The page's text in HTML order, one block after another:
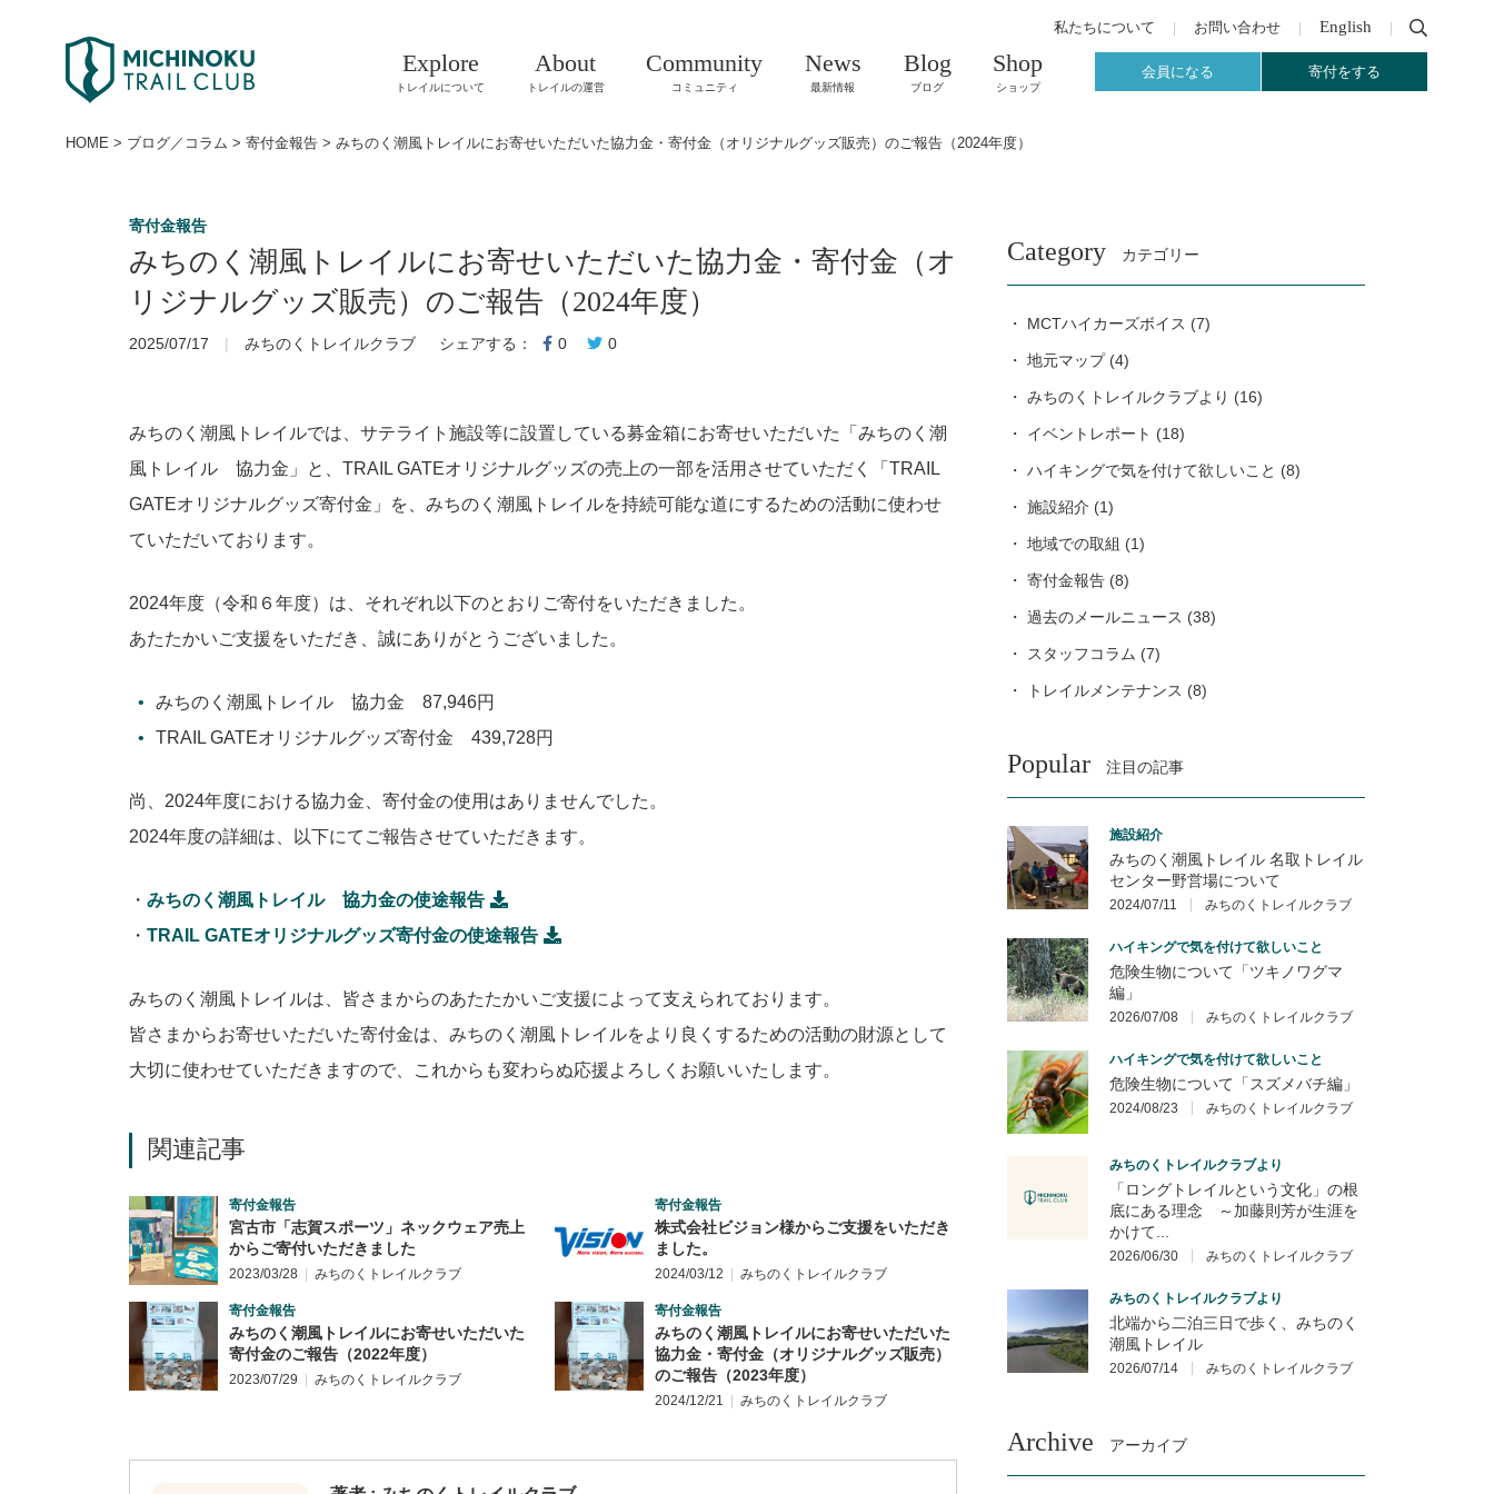
Explore
トレイルについて
About
トレイルの運営
Community
コミュニティ
News
最新情報
Blog
ブログ
Shop
ショップ
私たちについて お問い合わせ English
会員になる 寄付をする
HOME > ブログ／コラム > 寄付金報告> みちのく潮風トレイルにお寄せいただいた協力金・寄付金（オリジナルグッズ販売）のご報告（2024年度）
寄付金報告
みちのく潮風トレイルにお寄せいただいた協力金・寄付金（オ
リジナルグッズ販売）のご報告（2024年度）
2025/07/17 みちのくトレイルクラブ シェアする： 0 0
みちのく潮風トレイルでは、サテライト施設等に設置している募金箱にお寄せいただいた「みちのく潮
風トレイル 協力金」と、TRAIL GATEオリジナルグッズの売上の一部を活用させていただく「TRAIL
GATEオリジナルグッズ寄付金」を、みちのく潮風トレイルを持続可能な道にするための活動に使わせ
ていただいております。
2024年度（令和６年度）は、それぞれ以下のとおりご寄付をいただきました。
あたたかいご支援をいただき、誠にありがとうございました。
みちのく潮風トレイル 協力金 87,946円
TRAIL GATEオリジナルグッズ寄付金 439,728円
尚、2024年度における協力金、寄付金の使用はありませんでした。
2024年度の詳細は、以下にてご報告させていただきます。
・ みちのく潮風トレイル 協力金の使途報告
・ TRAIL GATEオリジナルグッズ寄付金の使途報告
みちのく潮風トレイルは、皆さまからのあたたかいご支援によって支えられております。
皆さまからお寄せいただいた寄付金は、みちのく潮風トレイルをより良くするための活動の財源として
大切に使わせていただきますので、これからも変わらぬ応援よろしくお願いいたします。
関連記事
寄付金報告
宮古市「志賀スポーツ」ネックウェア売上
からご寄付いただきました
2023/03/28 みちのくトレイルクラブ
寄付金報告
株式会社ビジョン様からご支援をいただき
ました。
2024/03/12 みちのくトレイルクラブ
寄付金報告
みちのく潮風トレイルにお寄せいただいた
寄付金のご報告（2022年度）
2023/07/29 みちのくトレイルクラブ
寄付金報告
みちのく潮風トレイルにお寄せいただいた
協力金・寄付金（オリジナルグッズ販売）
のご報告（2023年度）
2024/12/21 みちのくトレイルクラブ
Category カテゴリー
MCTハイカーズボイス (7)
地元マップ(4)
みちのくトレイルクラブより (16)
イベントレポート (18)
ハイキングで気を付けて欲しいこと (8)
施設紹介 (1)
地域での取組 (1)
寄付金報告(8)
過去のメールニュース (38)
スタッフコラム (7)
トレイルメンテナンス (8)
Popular 注目の記事
施設紹介
みちのく潮風トレイル 名取トレイル
センター野営場について
2024/07/11 みちのくトレイルクラブ
ハイキングで気を付けて欲しいこと
危険生物について「ツキノワグマ
編」
2026/07/08 みちのくトレイルクラブ
ハイキングで気を付けて欲しいこと
危険生物について「スズメバチ編」
2024/08/23 みちのくトレイルクラブ
みちのくトレイルクラブより
「ロングトレイルという文化」の根
底にある理念 ～加藤則芳が生涯を
かけて...
2026/06/30 みちのくトレイルクラブ
みちのくトレイルクラブより
北端から二泊三日で歩く、みちのく
潮風トレイル
2026/07/14 みちのくトレイルクラブ
Archive アーカイブ